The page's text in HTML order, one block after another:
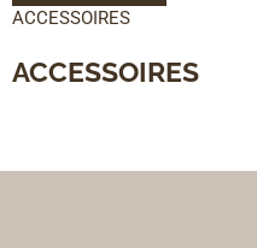
ACCESSOIRES
ACCESSOIRES